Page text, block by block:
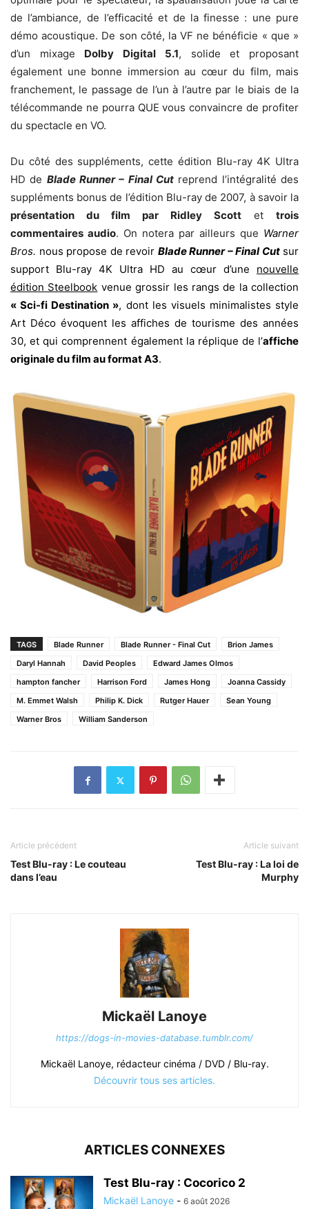
de l’ambiance, de l’efficacité et de la finesse : une pure
démo acoustique. De son côté, la VF ne bénéficie « que »
d’un mixage Dolby Digital 5.1, solide et proposant
également une bonne immersion au cœur du film, mais
franchement, le passage de l’un à l’autre par le biais de la
télécommande ne pourra QUE vous convaincre de profiter
du spectacle en VO.
Du côté des suppléments, cette édition Blu-ray 4K Ultra
HD de Blade Runner – Final Cut reprend l’intégralité des
suppléments bonus de l’édition Blu-ray de 2007, à savoir la
présentation du film par Ridley Scott et trois
commentaires audio. On notera par ailleurs que Warner
Bros. nous propose de revoir Blade Runner – Final Cutsur
support Blu-ray 4K Ultra HD au cœur d’une nouvelle
édition Steelbook venue grossir les rangs de la collection
« Sci-fi Destination », dont les visuels minimalistes style
Art Déco évoquent les affiches de tourisme des années
30, et qui comprennent également la réplique de l’affiche
originale du film au format A3.
TAGS Blade Runner Blade Runner - Final Cut
Brion James
Daryl Hannah
David Peoples
Edward James Olmos
hampton fancher
Harrison Ford James Hong
Joanna Cassidy
M. Emmet Walsh
Philip K. Dick Rutger Hauer
Sean Young
Warner Bros
William Sanderson
Article précédent
Test Blu-ray : Le couteau
dans l’eau
Article suivant
Test Blu-ray : La loi de
Murphy
Mickaël Lanoye
https://dogs-in-movies-database.tumblr.com/
Mickaël Lanoye, rédacteur cinéma / DVD / Blu-ray.
Découvrir tous ses articles.
ARTICLES CONNEXES
Test Blu-ray : Cocorico 2
Mickaël Lanoye - 6 août 2026